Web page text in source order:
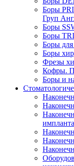
Боры
Груп
Боры
Боры
Боры для
Боры
Фрезы
Кофры.
Боры и